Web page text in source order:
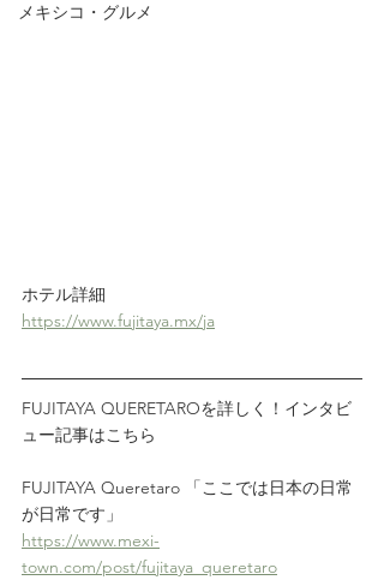
メキシコ・グルメ
ホテル詳細
https://www.fujitaya.mx/ja
FUJITAYA QUERETAROを詳しく！インタビ
ュー記事はこちら
FUJITAYA Queretaro 「ここでは日本の日常
が日常です」
https://www.mexi-
town.com/post/fujitaya_queretaro